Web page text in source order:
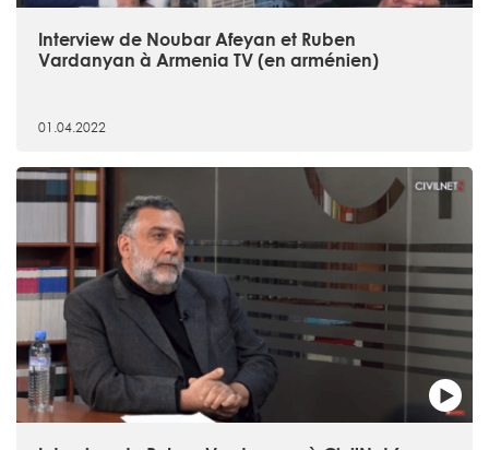
Interview de Noubar Afeyan et Ruben
Vardanyan à Armenia TV (en arménien)
01.04.2022